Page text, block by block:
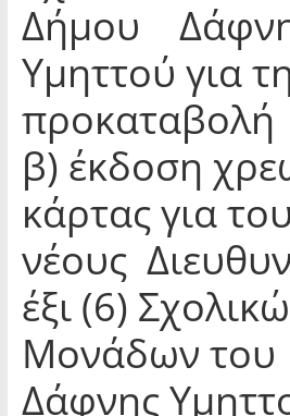
Δήμου
Υμηττού για
προκαταβολή
β) έκδοση
κάρτας για
νέους
έξι (6)
Μονάδων
Δάφνης